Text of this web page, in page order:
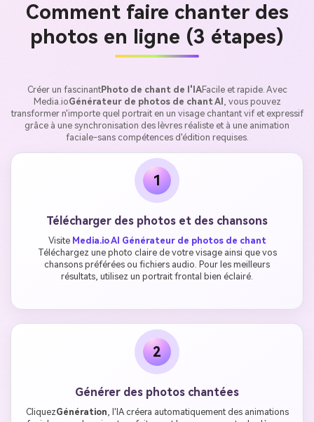
Comment faire chanter des
photos en ligne (3 étapes)
Créer un fascinantPhoto de chant de l'IAFacile et rapide. Avec
Media.ioGénérateur de photos de chant AI
, vous pouvez
transformer n'importe quel portrait en un visage chantant vif et expressif
grâce à une synchronisation des lèvres réaliste et à une animation
faciale-sans compétences d'édition requises.
1
Télécharger des photos et des chansons
Visite Media.io AI Générateur de photos de chant
Téléchargez une photo claire de votre visage ainsi que vos
chansons préférées ou fichiers audio. Pour les meilleurs
résultats, utilisez un portrait frontal bien éclairé.
2
Générer des photos chantées
CliquezGénération , l'IA créera automatiquement des animations